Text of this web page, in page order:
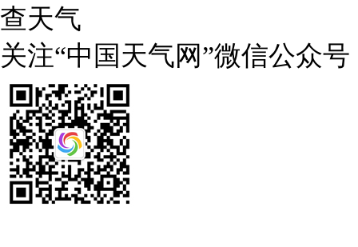
查天气
关注“中国天气网”微信公众号